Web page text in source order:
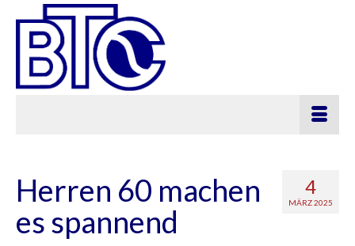
4
MÄRZ 2025
Herren 60 machen
es spannend